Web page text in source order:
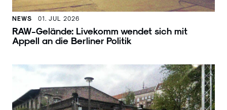
NEWS 01. JUL 2026
RAW-Gelände: Livekomm wendet sich mit
Appell an die Berliner Politik